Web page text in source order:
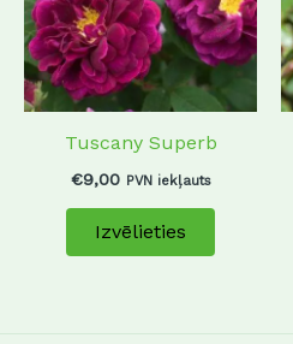
Tuscany Superb
€9,00 PVN iekļauts
Izvēlieties
variants.
The
may
be
on